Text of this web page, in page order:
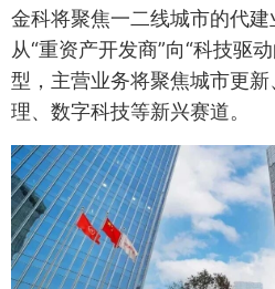
金科将聚焦一二线城市的代建
从“重资产开发商”向“科技驱
型，主营业务将聚焦城市更
理、数字科技等新兴赛道。